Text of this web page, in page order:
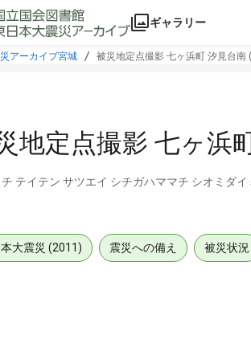
ギャラリー
アーカイブ宮城 被災地定点撮影 七ヶ浜町 汐見台南
地定点撮影 七ヶ浜
チ テイテン サツエイ シチガハママチ シオミダ
大震災 (2011) 震災への備え 被災状況